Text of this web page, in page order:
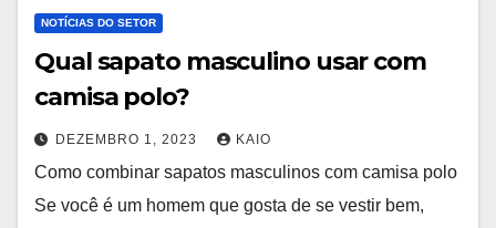
NOTÍCIAS DO SETOR
Qual sapato masculino usar com
camisa polo?
DEZEMBRO 1, 2023 KAIO
Como combinar sapatos masculinos com camisa polo
Se você é um homem que gosta de se vestir bem,